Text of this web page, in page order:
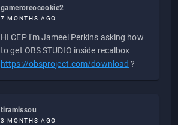
gameroreocookie2
7 MONTHS AGO
HI CEP I'm Jameel Perkins asking how
to get OBS STUDIO inside recalbox
https://obsproject.com/download ?
tiramissou
3 MONTHS AGO